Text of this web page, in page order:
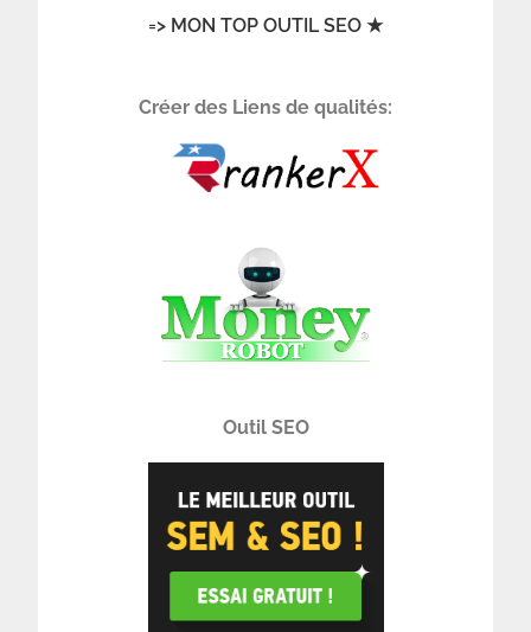
=> MON TOP OUTIL SEO ★
Créer des Liens de qualités:
Outil SEO